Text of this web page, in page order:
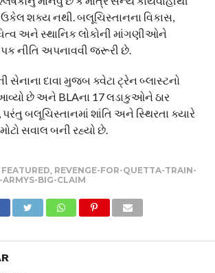
શક્ય નથી. બલૂચિસ્તાનના વિકાસ,
અને સ્થાનિક લોકોની માંગણીઓને
નીતિ અપનાવવી જરૂરી છે.
સેનાના દાવા મુજબ ક્વેટા ટ્રેન બ્લાસ્ટનો
છે અને BLAના 17 લડાકુઓને ઠાર
પરંતુ બલૂચિસ્તાનમાં શાંતિ અને સ્થિરતા ક્યારે
સવાલ બની રહ્યો છે.
FEATURED REVENGE-FOR-QUETTA-TRAIN-
BIG-CLAIM